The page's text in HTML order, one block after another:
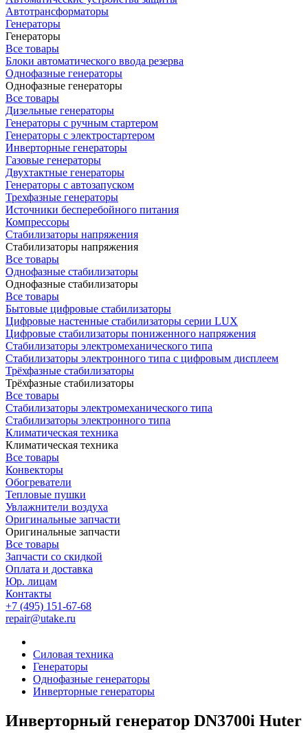
Автотрансформаторы
Генераторы
Генераторы
Все товары
Блоки автоматического ввода резерва
Однофазные генераторы
Однофазные генераторы
Все товары
Дизельные генераторы
Генераторы с ручным стартером
Генераторы с электростартером
Инверторные генераторы
Газовые генераторы
Двухтактные генераторы
Генераторы с автозапуском
Трехфазные генераторы
Источники бесперебойного питания
Компрессоры
Стабилизаторы напряжения
Стабилизаторы напряжения
Все товары
Однофазные стабилизаторы
Однофазные стабилизаторы
Все товары
Бытовые цифровые стабилизаторы
Цифровые настенные стабилизаторы серии LUX
Цифровые стабилизаторы пониженного напряжения
Стабилизаторы электромеханического типа
Стабилизаторы электронного типа с цифровым дисплеем
Трёхфазные стабилизаторы
Трёхфазные стабилизаторы
Все товары
Стабилизаторы электромеханического типа
Стабилизаторы электронного типа
Климатическая техника
Климатическая техника
Все товары
Конвекторы
Обогреватели
Тепловые пушки
Увлажнители воздуха
Оригинальные запчасти
Оригинальные запчасти
Все товары
Запчасти со скидкой
Оплата и доставка
Юр. лицам
Контакты
+7 (495) 151-67-68
repair@utake.ru
Силовая техника
Генераторы
Однофазные генераторы
Инверторные генераторы
Инверторный генератор DN3700i Huter